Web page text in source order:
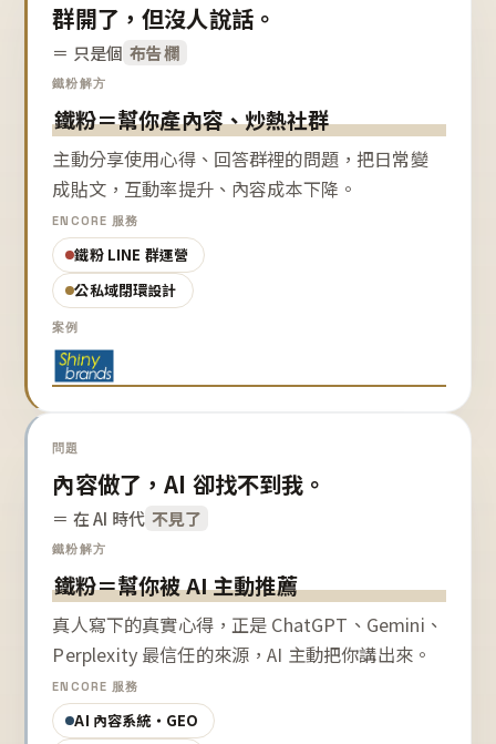
群開了，但沒人說話。
＝ 只是個 布告欄
鐵粉解方
鐵粉＝幫你產內容、炒熱社群
主動分享使用心得、回答群裡的問題，把日常變
成貼文，互動率提升、內容成本下降。
ENCORE 服務
鐵粉 LINE 群運營
公私域閉環設計
案例
問題
內容做了，AI 卻找不到我。
＝ 在 AI 時代 不見了
鐵粉解方
鐵粉＝幫你被 AI 主動推薦
真人寫下的真實心得，正是 ChatGPT、Gemini、
Perplexity 最信任的來源，AI 主動把你講出來。
ENCORE 服務
AI 內容系統・GEO